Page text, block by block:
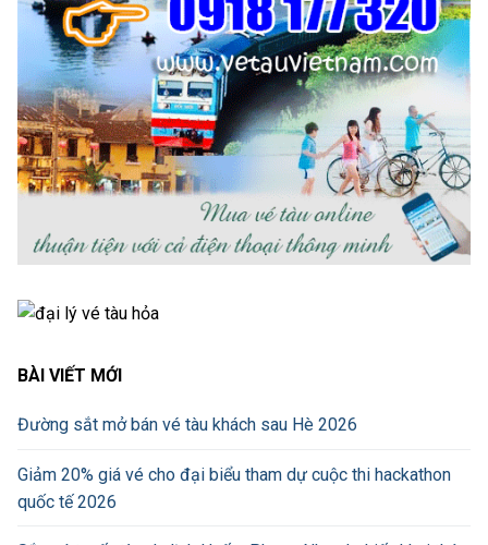
BÀI VIẾT MỚI
Đường sắt mở bán vé tàu khách sau Hè 2026
Giảm 20% giá vé cho đại biểu tham dự cuộc thi hackathon
quốc tế 2026